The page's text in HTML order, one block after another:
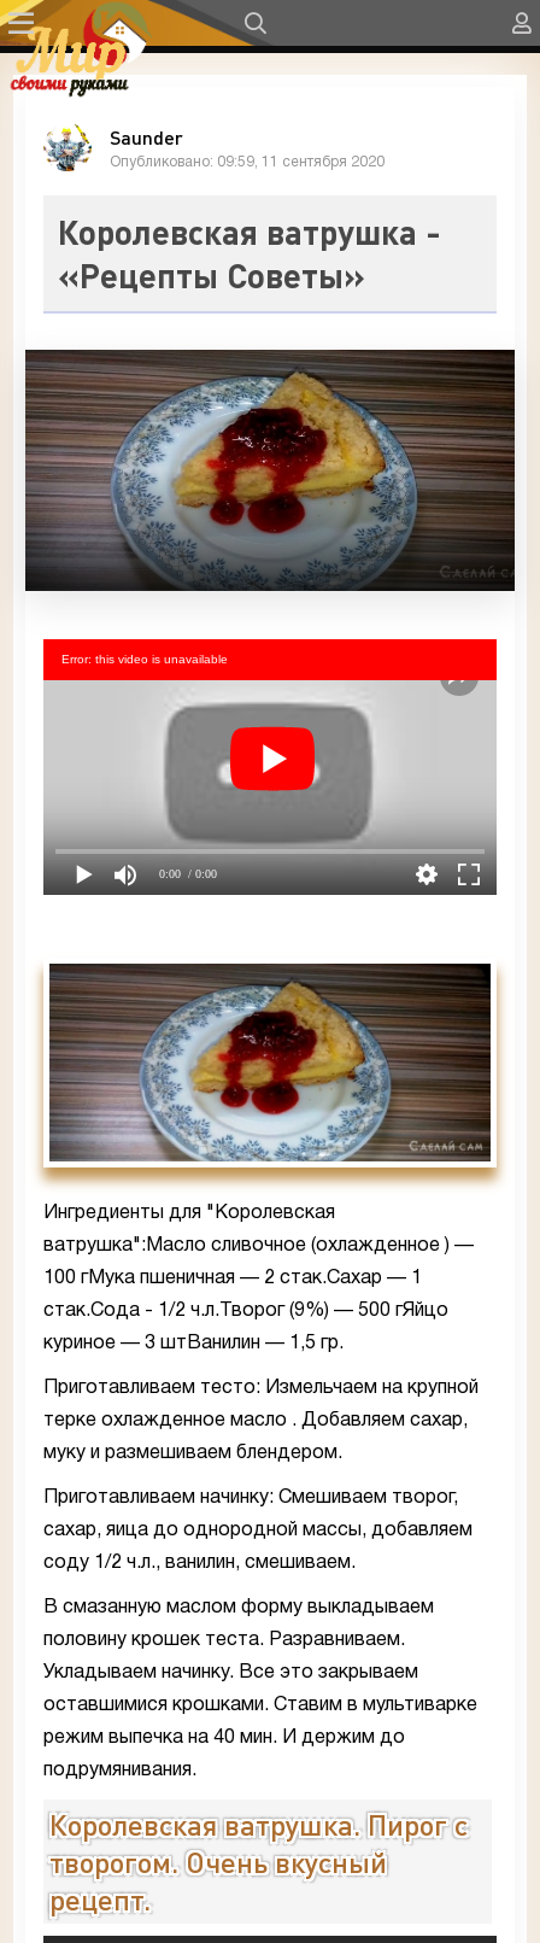
Saunder
Опубликовано: 09:59, 11 сентября 2020
Королевская ватрушка -
«Рецепты Советы»
0:00 / 0:00
Error: this video is unavailable
Ингредиенты для "Королевская
ватрушка":Масло сливочное (охлажденное ) —
100 гМука пшеничная — 2 стак.Сахар — 1
стак.Сода - 1/2 ч.л.Творог (9%) — 500 гЯйцо
куриное — 3 штВанилин — 1,5 гр.
Приготавливаем тесто: Измельчаем на крупной
терке охлажденное масло . Добавляем сахар,
муку и размешиваем блендером.
Приготавливаем начинку: Смешиваем творог,
сахар, яица до однородной массы, добавляем
соду 1/2 ч.л., ванилин, смешиваем.
В смазанную маслом форму выкладываем
половину крошек теста. Разравниваем.
Укладываем начинку. Все это закрываем
оставшимися крошками. Ставим в мультиварке
режим выпечка на 40 мин. И держим до
подрумянивания.
Королевская ватрушка. Пирог с
творогом. Очень вкусный
рецепт.